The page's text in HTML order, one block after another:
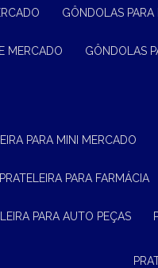
GÔNDOLAS
MERCADO GÔNDOLAS
PARA MINI MERCADO
PRATELEIRA PARA FARMÁCIA
PARA AUTO PEÇAS